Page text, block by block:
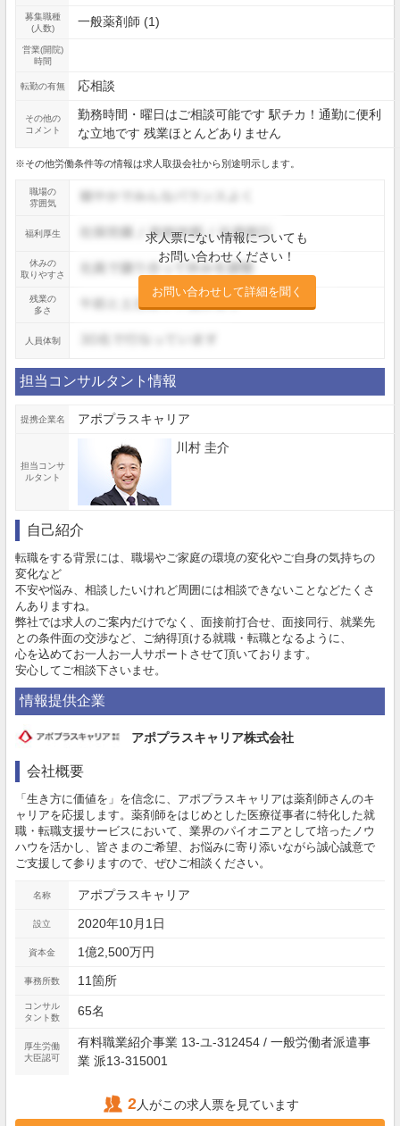
募集職種
(人数)
一般薬剤師 (1)
営業(開院)
時間
転勤の有無 応相談
その他の
コメント
勤務時間・曜日はご相談可能です 駅チカ！通勤に便利
な立地です 残業ほとんどありません
※その他労働条件等の情報は求人取扱会社から別途明示します。
職場の
雰囲気
求人票にない情報についても
お問い合わせください！
お問い合わせして詳細を聞く
福利厚生
休みの
取りやすさ
残業の
多さ
人員体制
担当コンサルタント情報
提携企業名 アポプラスキャリア
担当コンサ
ルタント
川村 圭介
自己紹介
転職をする背景には、職場やご家庭の環境の変化やご自身の気持ちの
変化など
不安や悩み、相談したいけれど周囲には相談できないことなどたくさ
んありますね。
弊社では求人のご案内だけでなく、面接前打合せ、面接同行、就業先
との条件面の交渉など、ご納得頂ける就職・転職となるように、
心を込めてお一人お一人サポートさせて頂いております。
安心してご相談下さいませ。
情報提供企業
アポプラスキャリア株式会社
会社概要
「生き方に価値を」を信念に、アポプラスキャリアは薬剤師さんのキ
ャリアを応援します。薬剤師をはじめとした医療従事者に特化した就
職・転職支援サービスにおいて、業界のパイオニアとして培ったノウ
ハウを活かし、皆さまのご希望、お悩みに寄り添いながら誠心誠意で
ご支援して参りますので、ぜひご相談ください。
名称 アポプラスキャリア
設立 2020年10月1日
資本金 1億2,500万円
事務所数 11箇所
コンサル
タント数
65名
厚生労働
大臣認可
有料職業紹介事業 13-ユ-312454 / 一般労働者派遣事
業 派13-315001
2人がこの求人票を見ています